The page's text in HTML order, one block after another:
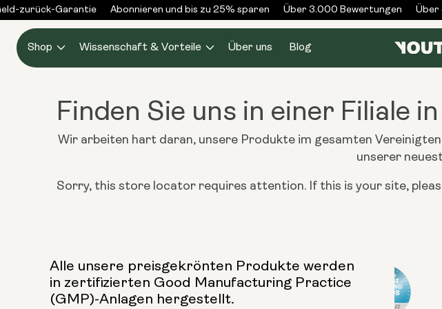
Inhalt
springen
zurück-Garantie Abonnieren und bis zu 25% sparen Über 3.000 Bewertungen Über
Shop Wissenschaft & Vorteile Über uns Blog
Finden Sie uns in einer Filiale
Wir arbeiten hart daran, unsere Produkte im gesamten
unserer
Sorry, this store locator requires attention. If this is your site,
Alle unsere preisgekrönten Produkte werden
in zertifizierten Good Manufacturing Practice
(GMP)-Anlagen hergestellt.